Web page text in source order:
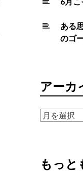
ある
のゴ
アーカ
ア
ブ
もっと